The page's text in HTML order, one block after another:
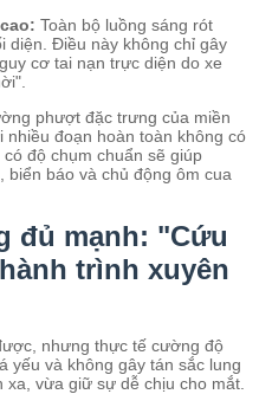
Toàn bộ luồng sáng rót
diện. Điều này không chỉ gây
cơ tai nạn trực diện do xe
phượt đặc trưng của miền
đoạn hoàn toàn không có
độ chụm chuẩn sẽ giúp
báo và chủ động ôm cua
đủ mạnh: "Cứu
trình xuyên
nhưng thực tế cường độ
yếu và không gây tán sắc lung
vừa giữ sự dễ chịu cho mắt.